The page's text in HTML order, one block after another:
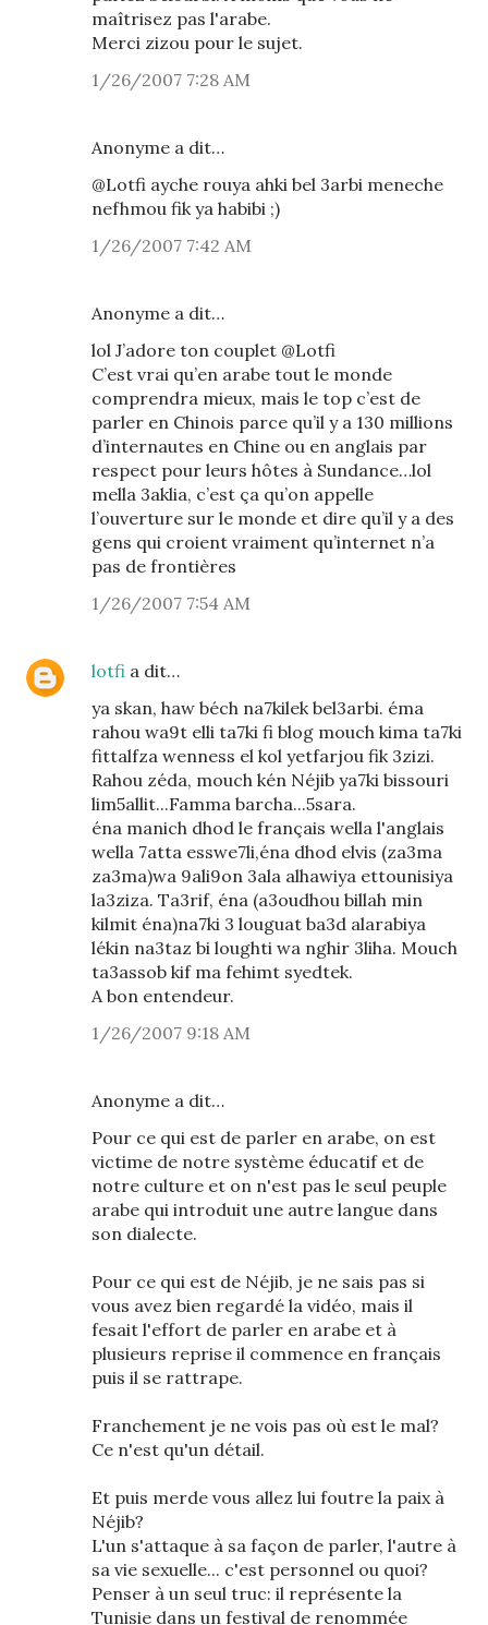
maîtrisez pas l'arabe.
Merci zizou pour le sujet.
1/26/2007 7:28 AM
Anonyme a dit…
@Lotfi ayche rouya ahki bel 3arbi meneche
nefhmou fik ya habibi ;)
1/26/2007 7:42 AM
Anonyme a dit…
lol J’adore ton couplet @Lotfi
C’est vrai qu’en arabe tout le monde
comprendra mieux, mais le top c’est de
parler en Chinois parce qu’il y a 130 millions
d’internautes en Chine ou en anglais par
respect pour leurs hôtes à Sundance…lol
mella 3aklia, c’est ça qu’on appelle
l’ouverture sur le monde et dire qu’il y a des
gens qui croient vraiment qu’internet n’a
pas de frontières
1/26/2007 7:54 AM
lotfi a dit…
ya skan, haw béch na7kilek bel3arbi. éma
rahou wa9t elli ta7ki fi blog mouch kima ta7ki
fittalfza wenness el kol yetfarjou fik 3zizi.
Rahou zéda, mouch kén Néjib ya7ki bissouri
lim5allit...Famma barcha...5sara.
éna manich dhod le français wella l'anglais
wella 7atta esswe7li,éna dhod elvis (za3ma
za3ma)wa 9ali9on 3ala alhawiya ettounisiya
la3ziza. Ta3rif, éna (a3oudhou billah min
kilmit éna)na7ki 3 louguat ba3d alarabiya
lékin na3taz bi loughti wa nghir 3liha. Mouch
ta3assob kif ma fehimt syedtek.
A bon entendeur.
1/26/2007 9:18 AM
Anonyme a dit…
Pour ce qui est de parler en arabe, on est
victime de notre système éducatif et de
notre culture et on n'est pas le seul peuple
arabe qui introduit une autre langue dans
son dialecte.
Pour ce qui est de Néjib, je ne sais pas si
vous avez bien regardé la vidéo, mais il
fesait l'effort de parler en arabe et à
plusieurs reprise il commence en français
puis il se rattrape.
Franchement je ne vois pas où est le mal?
Ce n'est qu'un détail.
Et puis merde vous allez lui foutre la paix à
Néjib?
L'un s'attaque à sa façon de parler, l'autre à
sa vie sexuelle... c'est personnel ou quoi?
Penser à un seul truc: il représente la
Tunisie dans un festival de renommée